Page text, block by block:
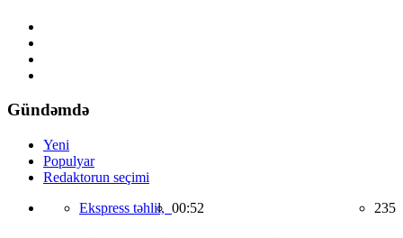
Gündəmdə
Yeni
Populyar
Redaktorun seçimi
Ekspress təhlil, 00:52 235